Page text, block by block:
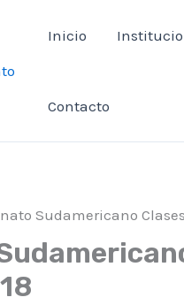
Inicio
Contacto
Sudamericano